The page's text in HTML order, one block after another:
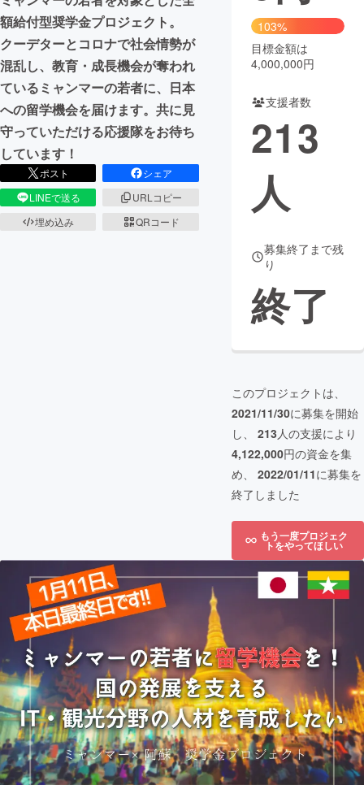
CAMPFIRE for Social Good
CAMPFIRE Creation
CAMPFIREふるさと納税machi-ya コミュニティ
額給付型奨学金プロジェクト。
クーデターとコロナで社会情勢が
混乱し、教育・成長機会が奪われ
ているミャンマーの若者に、日本
への留学機会を届けます。共に見
守っていただける応援隊をお待ち
しています！
ポスト
シェア
LINEで送る
URLコピー
埋め込み
QRコード
103%
目標金額は
4,000,000円
支援者数
213
人
募集終了まで残
り
終了
このプロジェクトは、
2021/11/30に募集を開始
し、 213人の支援により
4,122,000円の資金を集
め、 2022/01/11に募集を
終了しました
もう一度プロジェク
トをやってほしい